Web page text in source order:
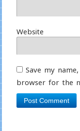
Website
Save my
browser for the